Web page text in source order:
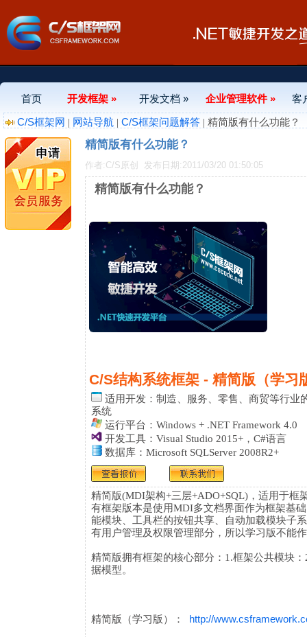
首页 开发框架 » 开发文档 » 企业管理软件 »
客
C/S框架网 | 网站导航 | C/S框架问题解答 | 精简版有什么功能？
精简版有什么功能？
作者:C/S原创 发布日期:2011/03/20 01:50:05
精简版有什么功能？
C/S结构系统框架 - 精简版（学习
适用开发： 制造、服务、零售、商贸等行业
系统
运行平台：Windows + .NET Framework 4.0
开发工具：Visual Studio 2015+，C#语言
数据库：Microsoft SQLServer 2008R2+
精简版(MDI架构+三层+ADO+SQL)，适用于框
有框架版本是使用MDI多文档界面作为框架基
能模块、工具栏的按钮共享、自动加载模块子
有用户管理及权限管理部分，所以学习版不能
精简版拥有框架的核心部分：1.框架公共模块
据模型。
精简版（学习版）： http://www